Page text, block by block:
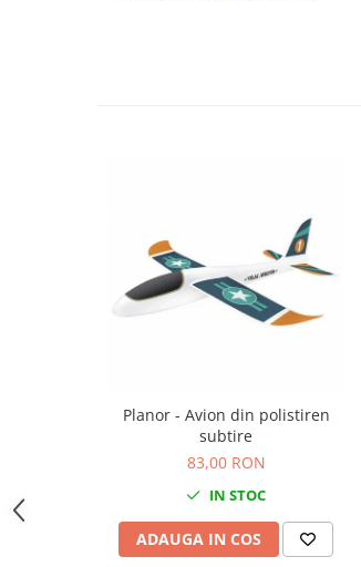
Jocuri de memorie
Jocuri cu litere
Carti pe alese
Carti pentru copii 1 an
Planor - Avion din polistiren
subtire
83,00 RON
IN STOC
ADAUGA IN COS